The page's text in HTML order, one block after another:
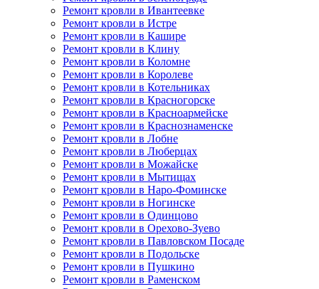
Ремонт кровли в Ивантеевке
Ремонт кровли в Истре
Ремонт кровли в Кашире
Ремонт кровли в Клину
Ремонт кровли в Коломне
Ремонт кровли в Королеве
Ремонт кровли в Котельниках
Ремонт кровли в Красногорске
Ремонт кровли в Красноармейске
Ремонт кровли в Краснознаменске
Ремонт кровли в Лобне
Ремонт кровли в Люберцах
Ремонт кровли в Можайске
Ремонт кровли в Мытищах
Ремонт кровли в Наро-Фоминске
Ремонт кровли в Ногинске
Ремонт кровли в Одинцово
Ремонт кровли в Орехово-Зуево
Ремонт кровли в Павловском Посаде
Ремонт кровли в Подольске
Ремонт кровли в Пушкино
Ремонт кровли в Раменском